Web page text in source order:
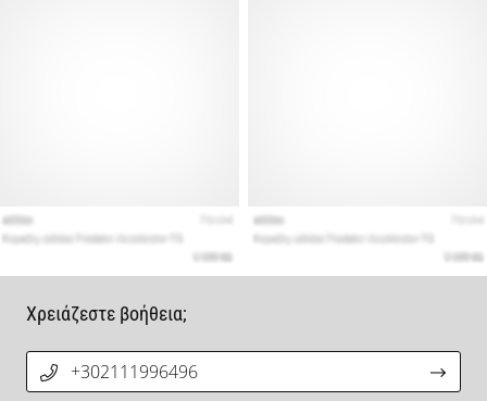
Χρειάζεστε βοήθεια;
+302111996496